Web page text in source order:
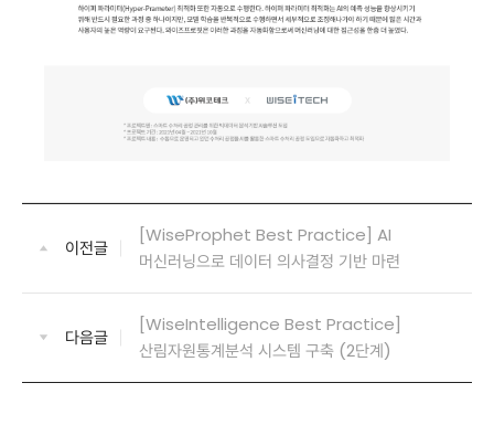
이전글
[WiseProphet Best Practice] AI
머신러닝으로 데이터 의사결정 기반 마련
다음글
[WiseIntelligence Best Practice]
산림자원통계분석 시스템 구축 (2단계)